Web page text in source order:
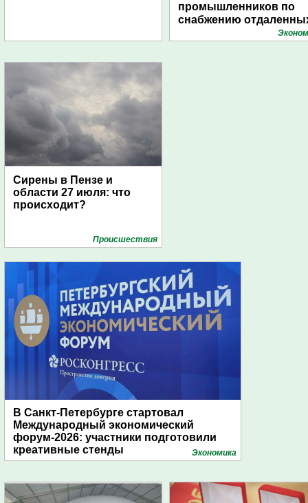
промышленников по
снабжению
поселений с помощью
Сирены в Пензе и
области 27 июля: что
происходит?
Проиcшествия
В Санкт-Петербурге стартовал
Международный экономический
форум-2026: участники подготовили
креативные стенды
Экономика